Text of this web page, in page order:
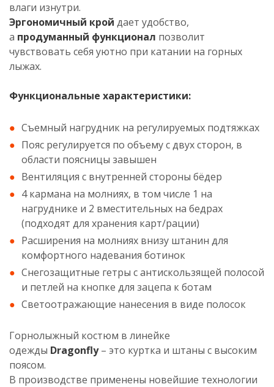
влаги изнутри.
Эргономичный крой дает удобство,
а продуманный функционал позволит
чувствовать себя уютно при катании на горных
лыжах.
Функциональные характеристики:
Съемный нагрудник на регулируемых подтяжках
Пояс регулируется по объему с двух сторон, в
области поясницы завышен
Вентиляция с внутренней стороны бёдер
4 кармана на молниях, в том числе 1 на
нагруднике и 2 вместительных на бедрах
(подходят для хранения карт/рации)
Расширения на молниях внизу штанин для
комфортного надевания ботинок
Снегозащитные гетры с антискользящей полосой
и петлей на кнопке для зацепа к ботам
Светоотражающие нанесения в виде полосок
Горнолыжный костюм в линейке
одежды Dragonfly– это куртка и штаны с высоким
поясом.
В производстве применены новейшие технологии